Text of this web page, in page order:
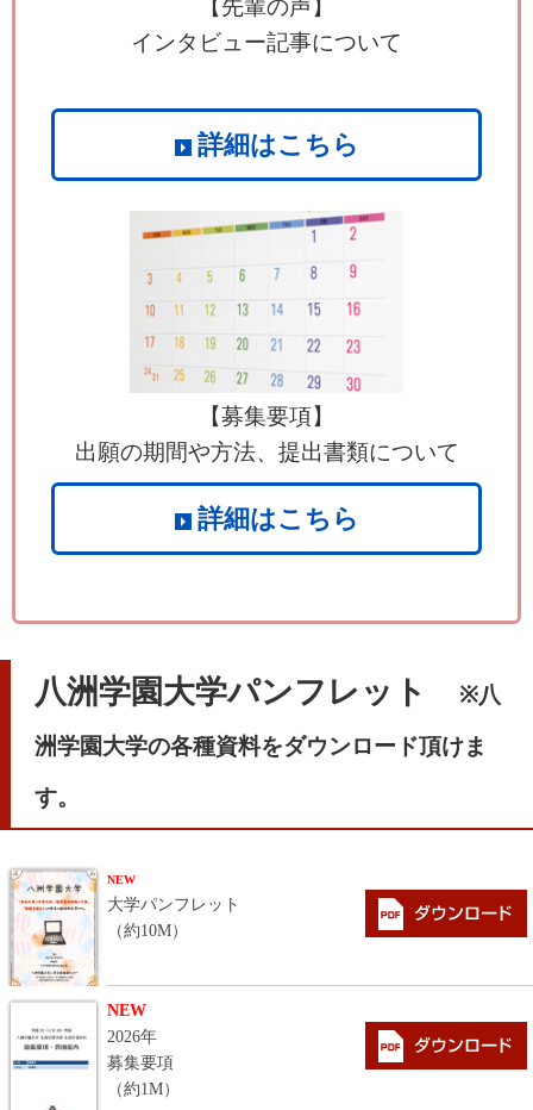
【先輩の声】
インタビュー記事について
詳細はこちら
【募集要項】
出願の期間や方法、提出書類について
詳細はこちら
八洲学園大学パンフレット ※八
洲学園大学の各種資料をダウンロード頂けま
す。
NEW
大学パンフレット
（約10M）
NEW
2026年
募集要項
（約1M）